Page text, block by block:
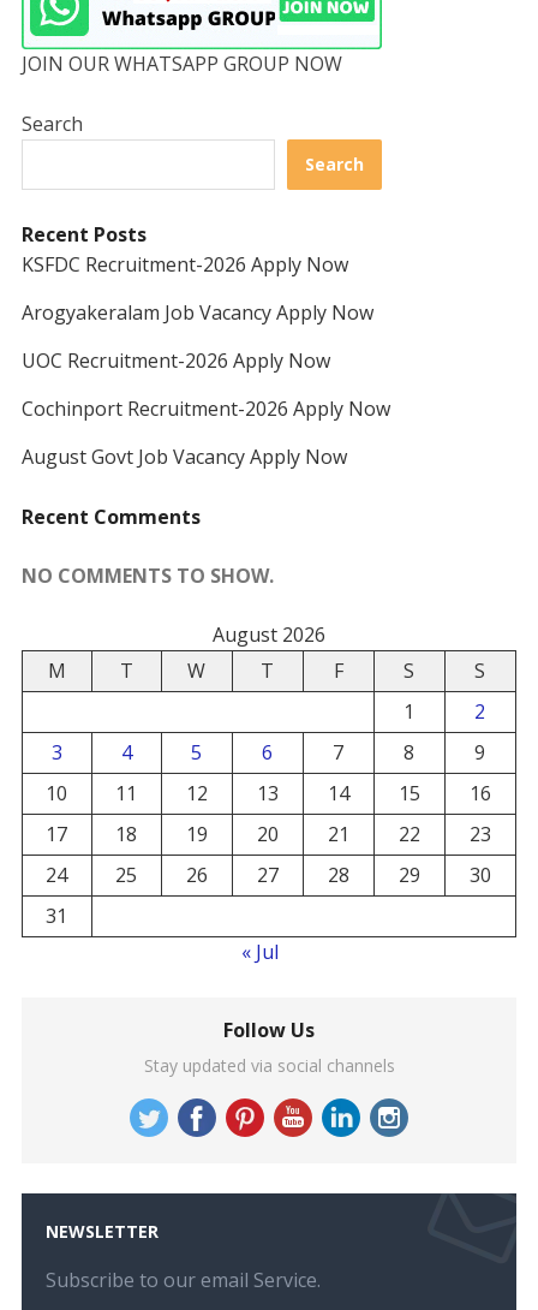
JOIN OUR WHATSAPP GROUP NOW
Search
Search
Recent Posts
KSFDC Recruitment-2026 Apply Now
Arogyakeralam Job Vacancy Apply Now
UOC Recruitment-2026 Apply Now
Cochinport Recruitment-2026 Apply Now
August Govt Job Vacancy Apply Now
Recent Comments
NO COMMENTS TO SHOW.
August 2026
M
T W T F S
S
1
2
3
4 5 6 7 8
9
10
11 12 13 14 15
16
17
18 19 20 21 22
23
24
25 26 27 28 29
30
31
« Jul
Follow Us
Stay updated via social channels
NEWSLETTER
Subscribe to our email Service.